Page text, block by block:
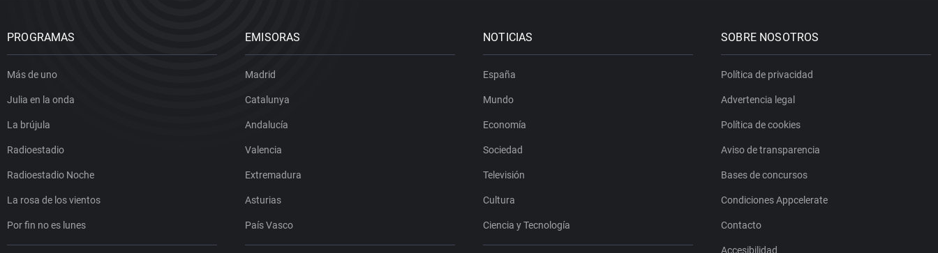
PROGRAMAS
Más de uno
Julia en la onda
La brújula
Radioestadio
Radioestadio Noche
La rosa de los vientos
Por fin no es lunes
EMISORAS
Madrid
Catalunya
Andalucía
Valencia
Extremadura
Asturias
País Vasco
NOTICIAS
España
Mundo
Economía
Sociedad
Televisión
Cultura
Ciencia y Tecnología
SOBRE NOSOTROS
Política de privacidad
Advertencia legal
Política de cookies
Aviso de transparencia
Bases de concursos
Condiciones Appcelerate
Contacto
Accesibilidad